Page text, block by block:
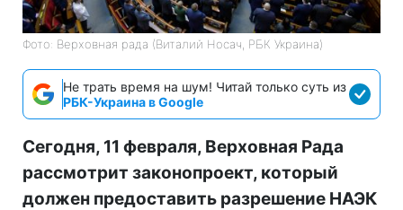
Фото: Верховная рада (Виталий Носач, РБК Украина)
Не трать время на шум! Читай только суть из
РБК-Украина в Google
Сегодня, 11 февраля, Верховная Рада
рассмотрит законопроект, который
должен предоставить разрешение НАЭК